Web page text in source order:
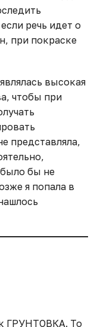
речь идет о
при покраске
высокая
чтобы при
представляла,
бы не
я попала в
ГРУНТОВКА. То